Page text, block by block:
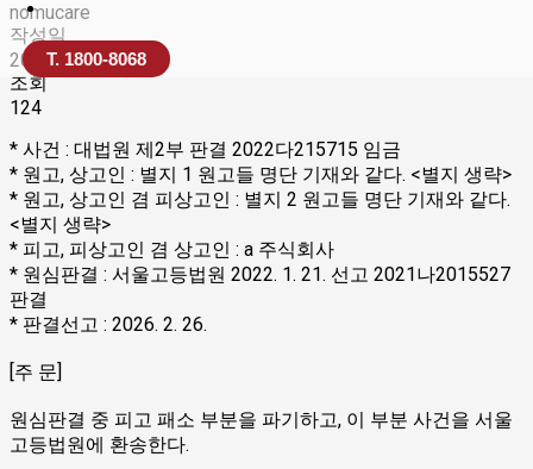
T. 1800-8068
nomucare
작성일
2026-05-18 15:06
조회
124
* 사건 : 대법원 제2부 판결 2022다215715 임금
* 원고, 상고인 : 별지 1 원고들 명단 기재와 같다. <별지 생략>
* 원고, 상고인 겸 피상고인 : 별지 2 원고들 명단 기재와 같다.
<별지 생략>
* 피고, 피상고인 겸 상고인 : a 주식회사
* 원심판결 : 서울고등법원 2022. 1. 21. 선고 2021나2015527
판결
* 판결선고 : 2026. 2. 26.
[주 문]
원심판결 중 피고 패소 부분을 파기하고, 이 부분 사건을 서울
고등법원에 환송한다.